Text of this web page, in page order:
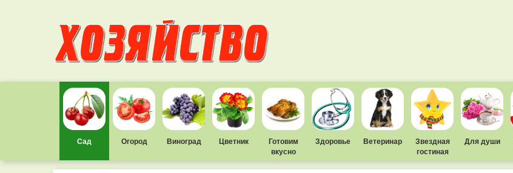
Сад Огород Виноград Цветник
Готовим
вкусно
Здоровье Ветеринар
Звездная
гостиная
Для души